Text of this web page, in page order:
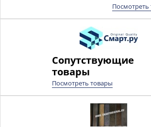
Посмотреть
Сопутствующие
товары
Посмотреть товары